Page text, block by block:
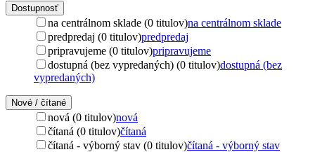
Dostupnosť
na centrálnom sklade (0 titulov)na centrálnom sklade
predpredaj (0 titulov)predpredaj
pripravujeme (0 titulov)pripravujeme
dostupná (bez vypredaných) (0 titulov)dostupná (bez
vypredaných)
Nové / čítané
nová (0 titulov)nová
čítaná (0 titulov)čítaná
čítaná - výborný stav (0 titulov)čítaná - výborný stav